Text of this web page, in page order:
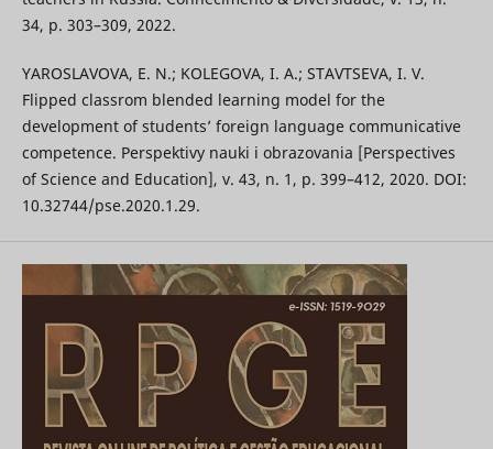
34, p. 303–309, 2022.
YAROSLAVOVA, E. N.; KOLEGOVA, I. A.; STAVTSEVA, I. V.
Flipped classrom blended learning model for the
development of students’ foreign language communicative
competence. Perspektivy nauki i obrazovania [Perspectives
of Science and Education], v. 43, n. 1, p. 399–412, 2020. DOI:
10.32744/pse.2020.1.29.